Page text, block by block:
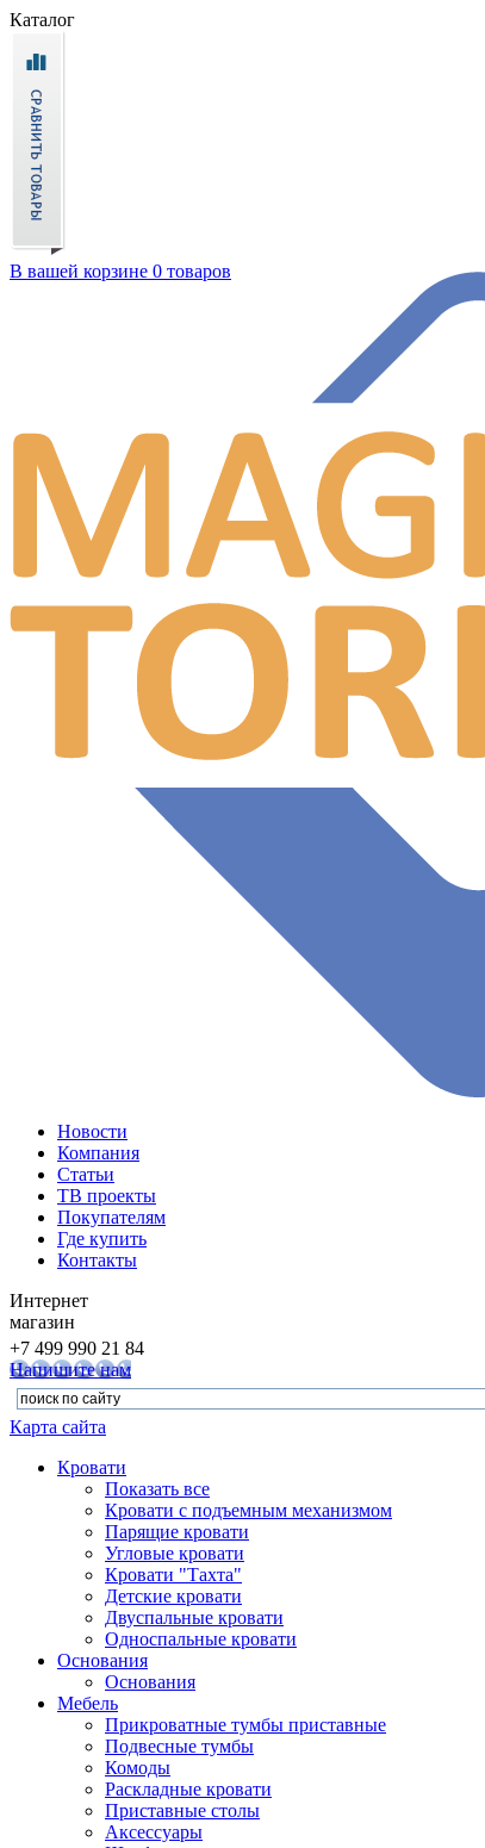
Каталог
В вашей корзине 0 товаров
Новости
Компания
Статьи
ТВ проекты
Покупателям
Где купить
Контакты
Интернет
магазин
+7 499 990 21 84
Напишите нам
Карта сайта
Кровати
Показать все
Кровати с подъемным механизмом
Парящие кровати
Угловые кровати
Кровати "Тахта"
Детские кровати
Двуспальные кровати
Односпальные кровати
Основания
Основания
Мебель
Прикроватные тумбы приставные
Подвесные тумбы
Комоды
Раскладные кровати
Приставные столы
Аксессуары